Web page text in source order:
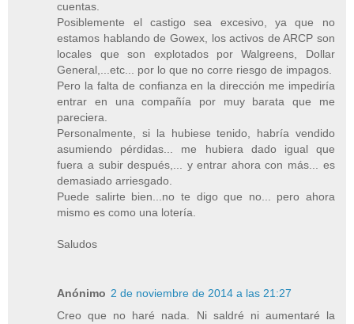
cuentas.
Posiblemente el castigo sea excesivo, ya que no
estamos hablando de Gowex, los activos de ARCP son
locales que son explotados por Walgreens, Dollar
General,...etc... por lo que no corre riesgo de impagos.
Pero la falta de confianza en la dirección me impediría
entrar en una compañía por muy barata que me
pareciera.
Personalmente, si la hubiese tenido, habría vendido
asumiendo pérdidas... me hubiera dado igual que
fuera a subir después,... y entrar ahora con más... es
demasiado arriesgado.
Puede salirte bien...no te digo que no... pero ahora
mismo es como una lotería.
Saludos
Anónimo 2 de noviembre de 2014 a las 21:27
Creo que no haré nada. Ni saldré ni aumentaré la